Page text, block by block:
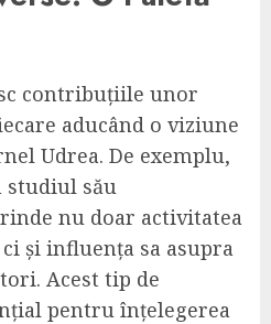
contribuțiile unor
aducând o viziune
Udrea. De exemplu,
studiul său
nu doar activitatea
și influența sa asupra
Acest tip de
pentru înțelegerea